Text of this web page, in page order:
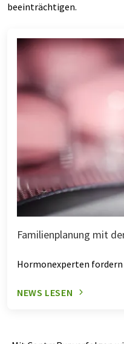
beeinträchtigen.
Familienplanung mit
Hormonexperten
NEWS LESEN